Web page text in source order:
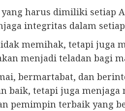
harus dimiliki setiap
integritas dalam
memihak, tetapi juga
menjadi teladan bagi
bermartabat, dan
baik, tetapi juga
pemimpin terbaik yang